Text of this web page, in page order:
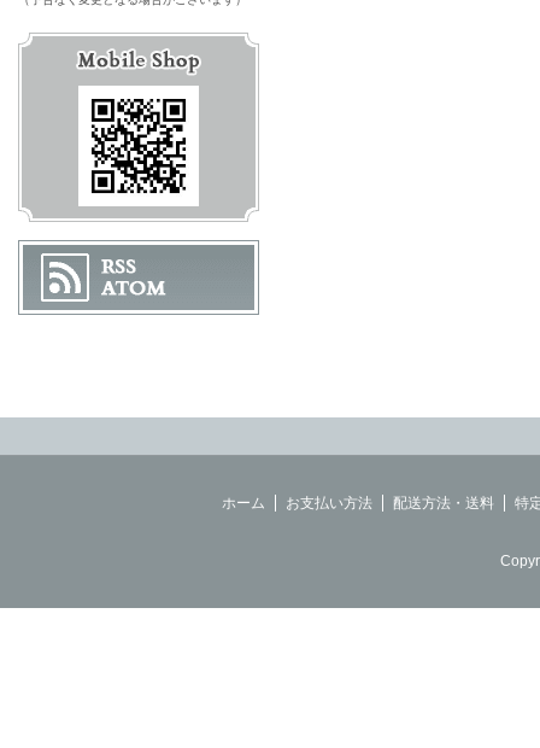
ホーム お支払い方法 配送方法・送料 特